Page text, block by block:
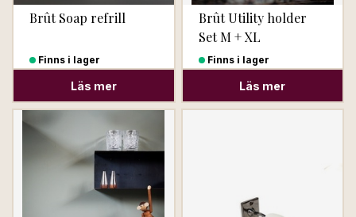
Brût Soap refrill
Finns i lager
Läs mer
Brût Utility holder
Set M + XL
Finns i lager
Läs mer